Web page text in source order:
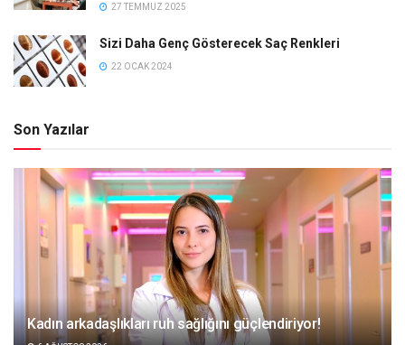
27 TEMMUZ 2025
Sizi Daha Genç Gösterecek Saç Renkleri
22 OCAK 2024
Son Yazılar
Kadın arkadaşlıkları ruh sağlığını güçlendiriyor!